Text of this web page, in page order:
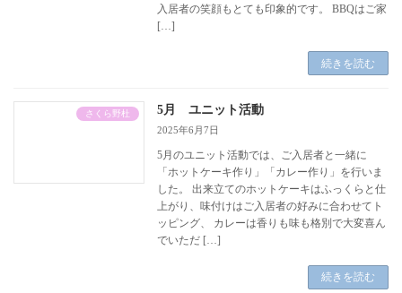
入居者の笑顔もとても印象的です。 BBQはご家
[…]
続きを読む
さくら野杜 5月 ユニット活動
2025年6月7日
5月のユニット活動では、ご入居者と一緒に
「ホットケーキ作り」「カレー作り」を行いま
した。 出来立てのホットケーキはふっくらと仕
上がり、味付けはご入居者の好みに合わせてト
ッピング、 カレーは香りも味も格別で大変喜ん
でいただ […]
続きを読む